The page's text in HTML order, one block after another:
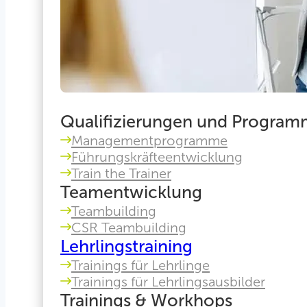
Qualifizierungen und
Managementprogramme
Führungskräfteentwicklung
Train the Trainer
Teamentwicklung
Teambuilding
CSR Teambuilding
Lehrlingstraining
Trainings für Lehrlinge
Trainings für Lehrlingsausbilder
Trainings & Workhops